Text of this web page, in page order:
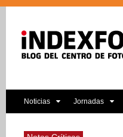
Noticias Jornadas